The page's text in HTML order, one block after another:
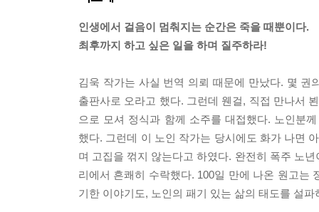
인생에서 걸음이 멈춰지는 순간은 죽을 때뿐이다.
최후까지 하고 싶은 일을 하며 질주하라!
김욱 작가는 사실 번역 의뢰 때문에 만났다. 몇 권
출판사로 오라고 했다. 그런데 웬걸, 직접 만나서
으로 모셔 정식과 함께 소주를 대접했다. 노인분
했다. 그런데 이 노인 작가는 당시에도 화가 나면
며 고집을 꺾지 않는다고 하였다. 완전히 폭주 노
리에서 흔쾌히 수락했다. 100일 만에 나온 원고는
기한 이야기도, 노인의 패기 있는 삶의 태도를 설